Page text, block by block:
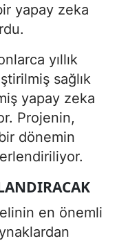
yapay zeka
yıllık
sağlık
yapay zeka
Projenin,
dönemin
en önemli